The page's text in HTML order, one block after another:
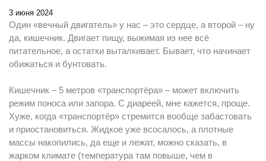
3 июня 2024
Один «вечный двигатель» у нас – это сердце, а второй – ну
да, кишечник. Двигает пищу, выжимая из нее всё
питательное, а остатки выталкивает. Бывает, что начинает
обижаться и бунтовать.
Кишечник – 5 метров «транспортёра» – может включить
режим поноса или запора. С диареей, мне кажется, проще.
Хуже, когда «транспортёр» стремится вообще забастовать
и приостановиться. Жидкое уже всосалось, а плотные
массы накопились, да еще и лежат, можно сказать, в
жарком климате (температура там повыше, чем в